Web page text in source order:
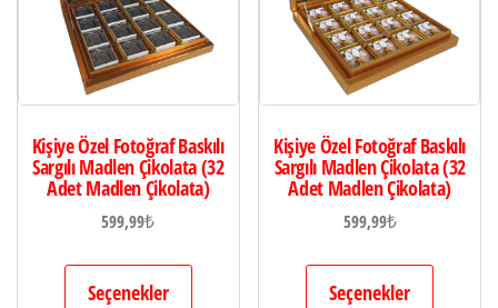
Kişiye Özel Fotoğraf Baskılı
Sargılı Madlen Çikolata (32
Adet Madlen Çikolata)
599,99₺
Seçenekler
Kişiye Özel Fotoğraf Baskılı
Sargılı Madlen Çikolata (32
Adet Madlen Çikolata)
599,99₺
Seçenekler